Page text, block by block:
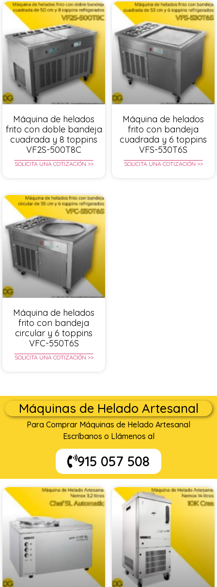
Máquina de helados
frito con doble bandeja
cuadrada y 8 toppins
VF2S-500T8C
SOLICITA UNA COTIZACIÓN >>
Máquina de helados
frito con bandeja
cuadrada y 6 toppins
VFS-530T6S
SOLICITA UNA COTIZACIÓN >>
Máquina de helados
frito con bandeja
circular y 6 toppins
VFC-550T6S
SOLICITA UNA COTIZACIÓN >>
Máquinas de Helado Artesanal
Para Comprar Máquinas de Helado Artesanal
Escríbanos o Llámenos al
915 057 508